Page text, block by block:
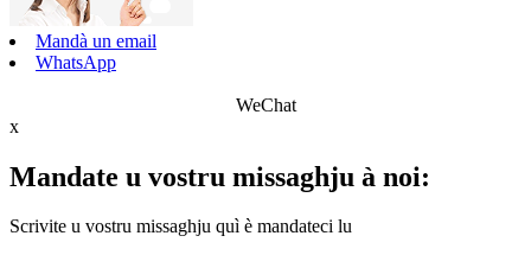
Mandà un email
WhatsApp
WeChat
x
Mandate u vostru missaghju à noi:
Scrivite u vostru missaghju quì è mandateci lu